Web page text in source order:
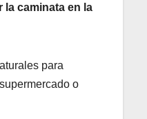
la caminata en la
para
o